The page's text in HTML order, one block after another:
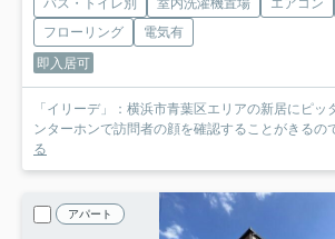
バス・トイレ別 室内洗濯機置場 エアコン
フローリング
電気有
即入居可
「イリーデ」：横浜市青葉区エリアの新居にピッ
ンターホンで訪問者の顔を確認することがきるの
る
アパート